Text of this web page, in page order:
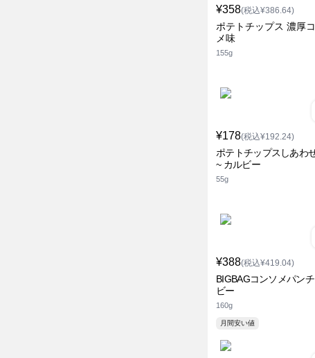
¥358(税込¥386.64)
ポテトチップス 濃厚
メ味
155g
¥178(税込¥192.24)
ポテトチップスしあわ
~ カルビー
55g
¥388(税込¥419.04)
BIGBAGコンソメパン
ビー
160g
月間安い値